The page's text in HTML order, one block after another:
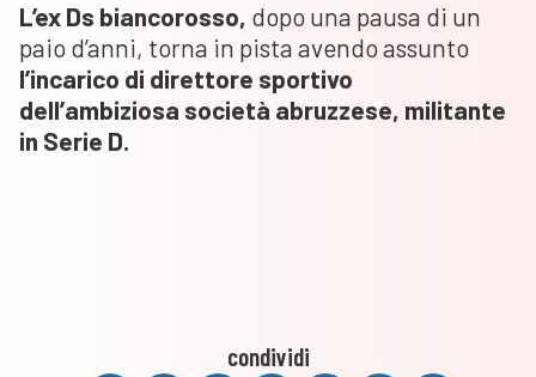
L’ex Ds biancorosso, dopo una pausa di un
paio d’anni, torna in pista avendo assunto
l’incarico di direttore sportivo
dell’ambiziosa società abruzzese, militante
in Serie D.
condividi